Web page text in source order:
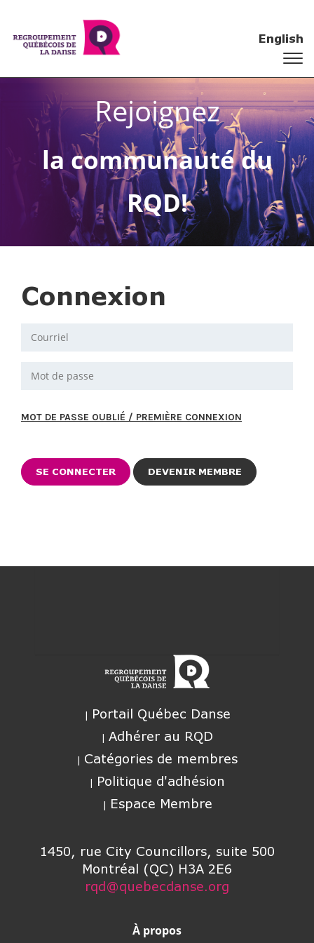
English
Rejoignez
la communauté du
RQD!
Connexion
MOT DE PASSE OUBLIÉ / PREMIÈRE CONNEXION
DEVENIR MEMBRE
Portail Québec Danse
Adhérer au RQD
Catégories de membres
Politique d'adhésion
Espace Membre
1450, rue City Councillors, suite 500
Montréal (QC) H3A 2E6
rqd@quebecdanse.org
À propos